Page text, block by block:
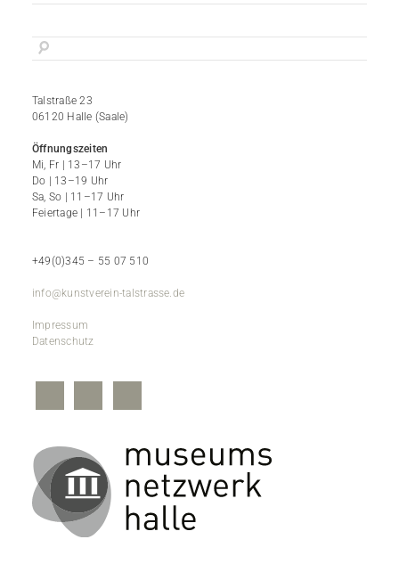
Talstraße 23
06120 Halle (Saale)
Öffnungszeiten
Mi, Fr | 13–17 Uhr
Do | 13–19 Uhr
Sa, So | 11–17 Uhr
Feiertage | 11–17 Uhr
+49(0)345 – 55 07 510
info@kunstverein-talstrasse.de
Impressum
Datenschutz